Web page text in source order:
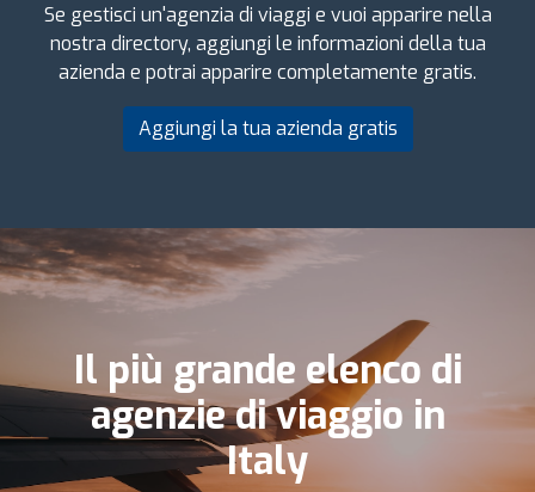
Se gestisci un'agenzia di viaggi e vuoi apparire nella
nostra directory, aggiungi le informazioni della tua
azienda e potrai apparire completamente gratis.
Aggiungi la tua azienda gratis
Il più grande elenco di
agenzie di viaggio in
Italy